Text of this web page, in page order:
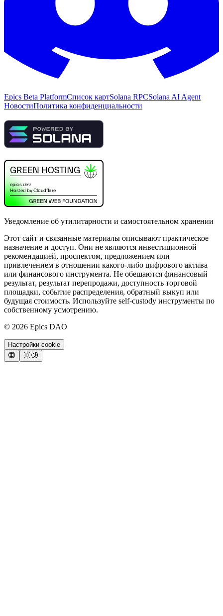
Epics Beta PlatformСписок картSolana RPCSolana AI Agent
НовостиПолитика конфиденциальности
Уведомление об утилитарности и самостоятельном хранении
Этот сайт и связанные материалы описывают практическое
назначение и доступ. Они не являются инвестиционной
рекомендацией, проспектом, предложением или
привлечением в отношении какого-либо цифрового актива
или финансового инструмента. Не обещаются финансовый
результат, результат перепродажи, доступность торговой
площадки, событие распределения, обратный выкуп или
будущая стоимость. Используйте self-custody инструменты по
собственному усмотрению.
© 2026 Epics DAO
Настройки cookie